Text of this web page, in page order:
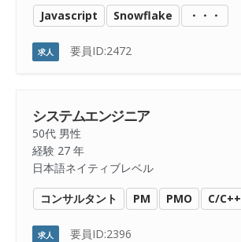
Javascript
Snowflake ・・・
求人 要員ID:2472
システムエンジニア
50代 男性
経験 27 年
日本語ネイティブレベル
コンサルタント PM PMO C/C++
求人 要員ID:2396